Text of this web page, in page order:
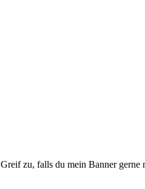
Greif zu, falls du mein Banner gerne